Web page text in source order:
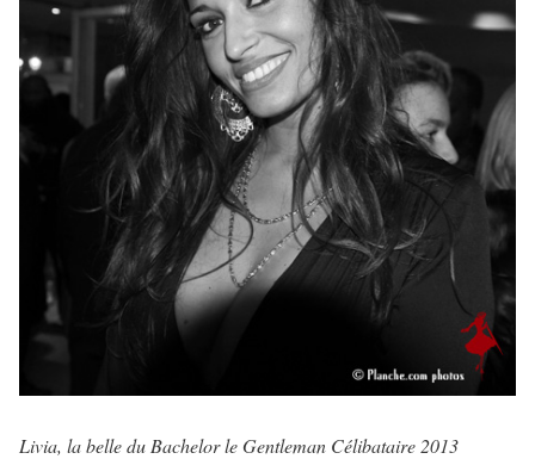
Livia, la belle du Bachelor le Gentleman Célibataire 2013